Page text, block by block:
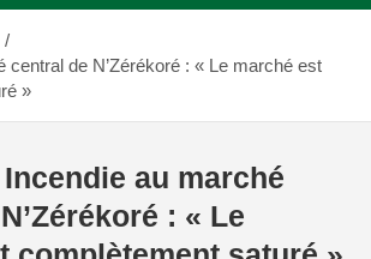
central de N’Zérékoré : « Le marché est
»
Incendie au marché
: « Le